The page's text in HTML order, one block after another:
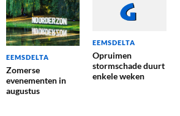
EEMSDELTA
Zomerse
evenementen in
augustus
EEMSDELTA
Opruimen
stormschade duurt
enkele weken